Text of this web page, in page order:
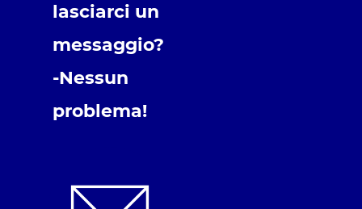
lasciarci un
messaggio?
-Nessun
problema!